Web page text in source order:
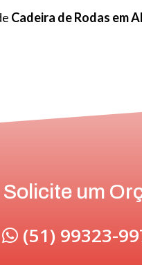
Cadeira de Rodas em
Solicite um
(51) 99323-